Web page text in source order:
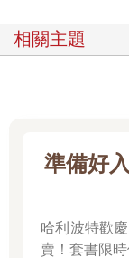
相關主題
準備好
哈利波特歡
賣！套書限